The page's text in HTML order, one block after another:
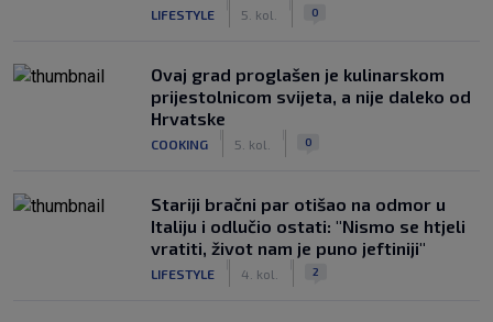
LIFESTYLE 5. kol. 0
Ovaj grad proglašen je kulinarskom
prijestolnicom svijeta, a nije daleko od
Hrvatske
COOKING 5. kol. 0
Stariji bračni par otišao na odmor u
Italiju i odlučio ostati: "Nismo se htjeli
vratiti, život nam je puno jeftiniji"
LIFESTYLE 4. kol. 2